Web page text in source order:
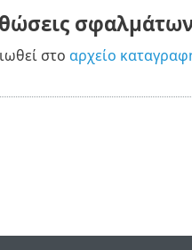
στο αρχείο